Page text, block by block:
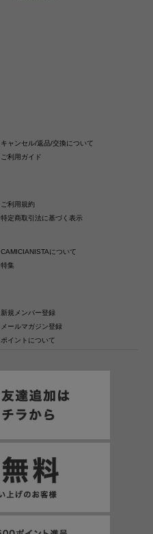
キャンセル/返品/交換について
ご利用ガイド
ご利用規約
特定商取引法に基づく表示
CAMICIANISTAについて
特集
新規メンバー登録
メールマガジン登録
ポイントについて